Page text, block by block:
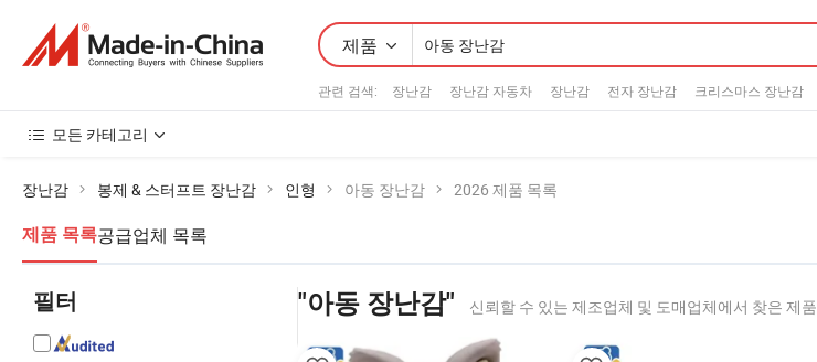
제품
관련 검색: 장난감 장난감 자동차 장난감 전자 장난감 크리스마스 장난감
모든 카테고리
장난감 봉제 & 스터프트 장난감 인형 아동 장난감 2026 제품 목록
제품 목록공급업체 목록
필터 "아동 장난감" 신뢰할 수 있는 제조업체 및 도매업체에서 찾은 제품